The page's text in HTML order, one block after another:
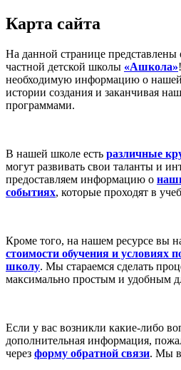
Карта сайта
На данной странице представлены
частной детской школы «Ашкола»
необходимую информацию о
истории создания и заканчивая
программами.
В нашей школе есть различные
могут развивать свои таланты и
предоставляем информацию о
событиях, которые проходят в
Кроме того, на нашем ресурсе вы
стоимости обучения и условиях
школу. Мы стараемся сделать
максимально простым и удобным
Если у вас возникли какие-либо
дополнительная информация,
через форму обратной связи. Мы